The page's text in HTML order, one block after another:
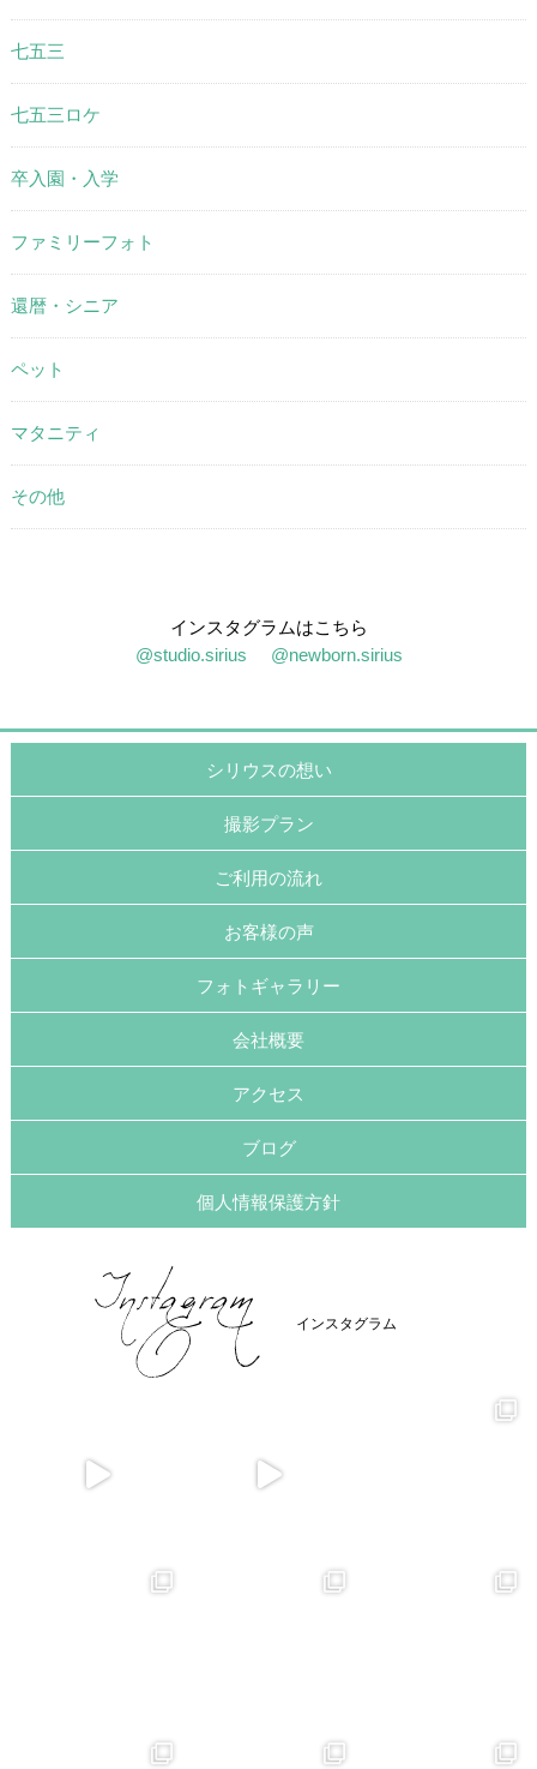
七五三
七五三ロケ
卒入園・入学
ファミリーフォト
還暦・シニア
ペット
マタニティ
その他
インスタグラムはこちら
@studio.sirius
@newborn.sirius
シリウスの想い
撮影プラン
ご利用の流れ
お客様の声
フォトギャラリー
会社概要
アクセス
ブログ
個人情報保護方針
インスタグラム